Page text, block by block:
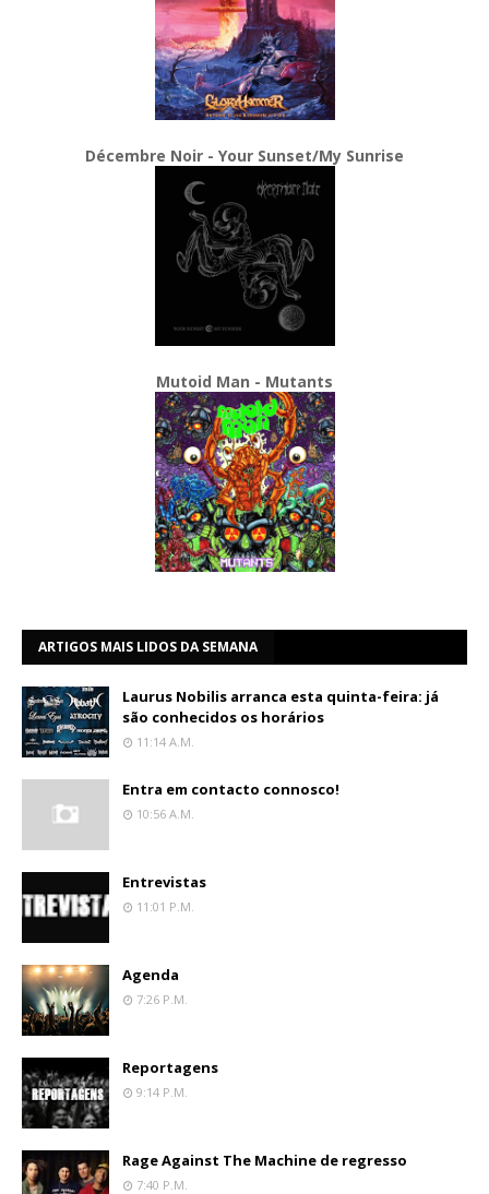
Décembre Noir - Your Sunset/My Sunrise
Mutoid Man - Mutants
ARTIGOS MAIS LIDOS DA SEMANA
Laurus Nobilis arranca esta quinta-feira: já
são conhecidos os horários
11:14 A.m.
Entra em contacto connosco!
10:56 A.m.
Entrevistas
11:01 P.m.
Agenda
7:26 P.m.
Reportagens
9:14 P.m.
Rage Against The Machine de regresso
7:40 P.m.